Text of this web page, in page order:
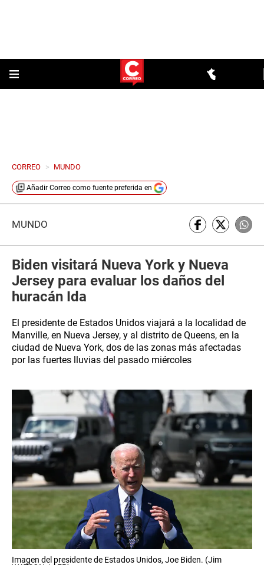
CORREO > MUNDO
Añadir Correo como fuente preferida en
MUNDO
Biden visitará Nueva York y Nueva
Jersey para evaluar los daños del
huracán Ida
El presidente de Estados Unidos viajará a la localidad de
Manville, en Nueva Jersey, y al distrito de Queens, en la
ciudad de Nueva York, dos de las zonas más afectadas
por las fuertes lluvias del pasado miércoles
Imagen del presidente de Estados Unidos, Joe Biden. (Jim